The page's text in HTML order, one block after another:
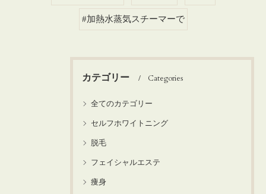
#加熱水蒸気スチーマーで
カテゴリー Categories
全てのカテゴリー
セルフホワイトニング
脱毛
フェイシャルエステ
痩身